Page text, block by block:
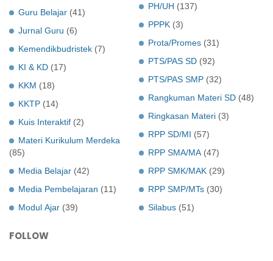
Guru Belajar (41)
Jurnal Guru (6)
Kemendikbudristek (7)
KI & KD (17)
KKM (18)
KKTP (14)
Kuis Interaktif (2)
Materi Kurikulum Merdeka
(85)
Media Belajar (42)
Media Pembelajaran (11)
Modul Ajar (39)
PH/UH (137)
PPPK (3)
Prota/Promes (31)
PTS/PAS SD (92)
PTS/PAS SMP (32)
Rangkuman Materi SD (48)
Ringkasan Materi (3)
RPP SD/MI (57)
RPP SMA/MA (47)
RPP SMK/MAK (29)
RPP SMP/MTs (30)
Silabus (51)
FOLLOW